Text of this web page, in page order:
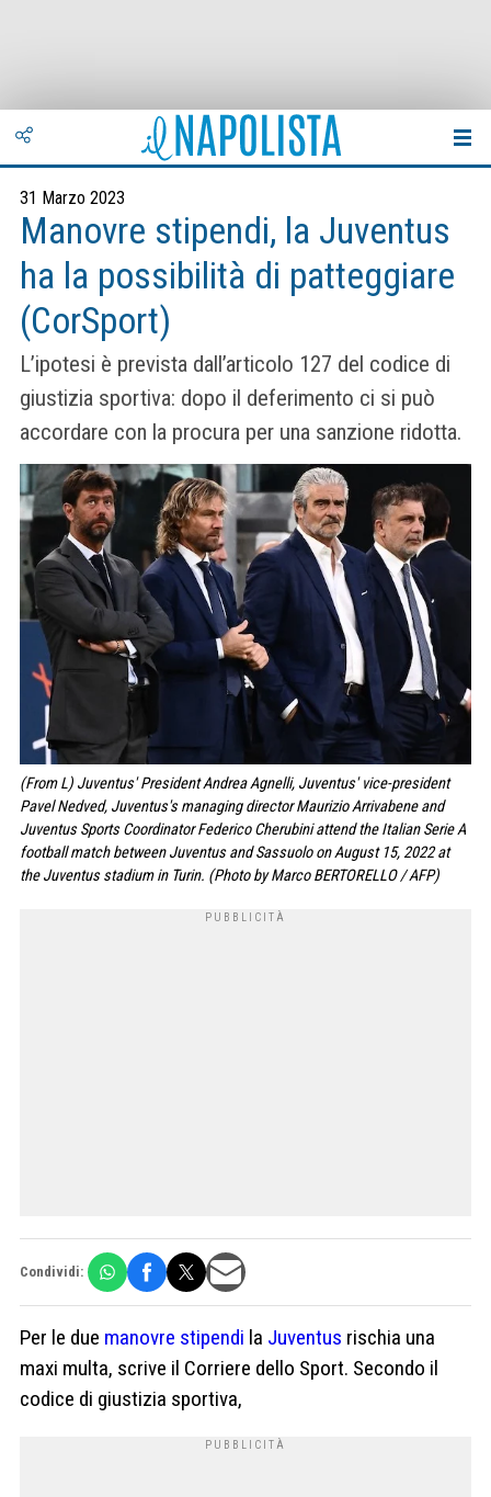
31 Marzo 2023
Manovre stipendi, la Juventus
ha la possibilità di patteggiare
(CorSport)
L’ipotesi è prevista dall’articolo 127 del codice di
giustizia sportiva: dopo il deferimento ci si può
accordare con la procura per una sanzione ridotta.
(From L) Juventus' President Andrea Agnelli, Juventus' vice-president
Pavel Nedved, Juventus's managing director Maurizio Arrivabene and
Juventus Sports Coordinator Federico Cherubini attend the Italian Serie A
football match between Juventus and Sassuolo on August 15, 2022 at
the Juventus stadium in Turin. (Photo by Marco BERTORELLO / AFP)
Condividi:
Per le due manovre stipendi la Juventus rischia una
maxi multa, scrive il Corriere dello Sport. Secondo il
codice di giustizia sportiva,